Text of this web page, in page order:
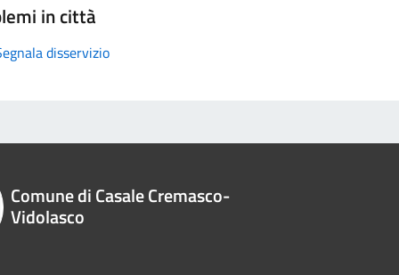
in città
disservizio
Comune di Casale Cremasco-
Vidolasco